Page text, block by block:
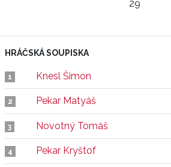
29
HRÁČSKÁ SOUPISKA
1 Knesl Šimon
2 Pekar Matyáš
3 Novotný Tomáš
4 Pekar Kryštof